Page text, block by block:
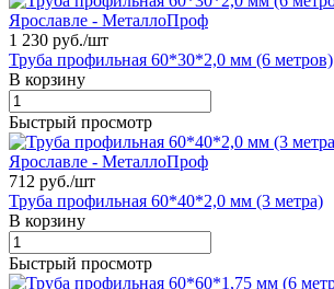
1 230 руб./шт
Труба профильная 60*30*2,0 мм (6 метров)
В корзину
Быстрый просмотр
712 руб./шт
Труба профильная 60*40*2,0 мм (3 метра)
В корзину
Быстрый просмотр